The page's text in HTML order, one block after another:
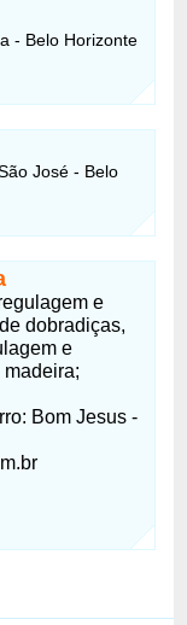
- Belo Horizonte
José - Belo
e
dobradiças,
e
Bom Jesus -